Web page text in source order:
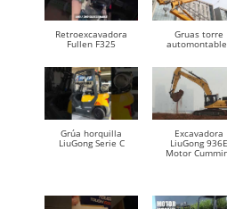
Retroexcavadora
Fullen F325
Gruas torre
Grúa horquilla
LiuGong Serie C
Excavadora
LiuGong 936E
Motor